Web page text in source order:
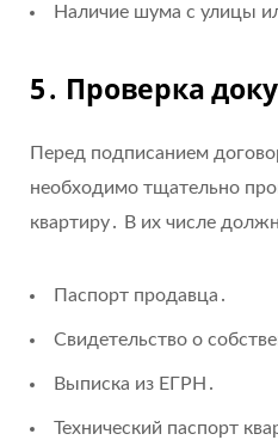
Наличие шума с улицы
5․ Проверка
Перед подписанием
необходимо тщательно
квартиру․ В их числе
Паспорт продавца․
Свидетельство о
Выписка из ЕГРН․
Технический паспорт